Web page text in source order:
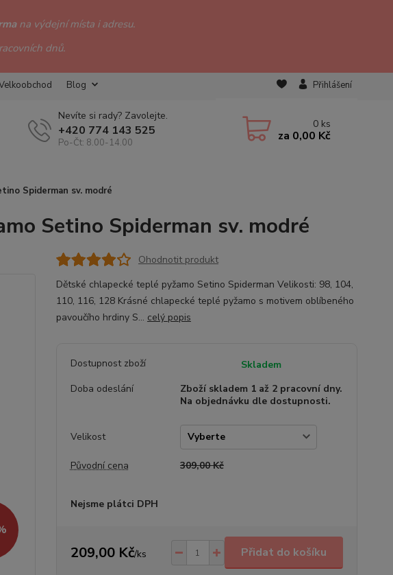
na výdejní místa i adresu.
dnů.
Blog Přihlášení
Nevíte si rady? Zavolejte.
+420 774 143 525
Po-Čt: 8.00-14.00
0 ks
za 0,00 Kč
Spiderman sv. modré
Setino Spiderman sv. modré
Ohodnotit produkt
Dětské chlapecké teplé pyžamo Setino Spiderman Velikosti: 98, 104,
110, 116, 128 Krásné chlapecké teplé pyžamo s motivem oblíbeného
pavoučího hrdiny S... celý popis
Dostupnost zboží
Skladem
Doba odeslání
Zboží skladem 1 až 2 pracovní dny.
Na objednávku dle dostupnosti.
Velikost
Původní cena 309,00 Kč
Nejsme plátci DPH
209,00 Kč/ks Přidat do košíku